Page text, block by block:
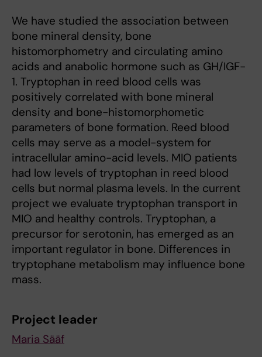
We have studied the association between
bone mineral density, bone
histomorphometry and circulating amino
acids and anabolic hormone such as GH/IGF-
1. Tryptophan in reed blood cells was
positively correlated with bone mineral
density and bone-histomorphometic
parameters of bone formation. Reed blood
cells may serve as a model-system for
intracellular amino-acid levels. MIO patients
had low levels of tryptophan in reed blood
cells but normal plasma levels. In the current
project we evaluate tryptophan transport in
MIO and healthy controls. Tryptophan, a
precursor for serotonin, has emerged as an
important regulator in bone. Differences in
tryptophane metabolism may influence bone
mass.
Project leader
Maria Sääf